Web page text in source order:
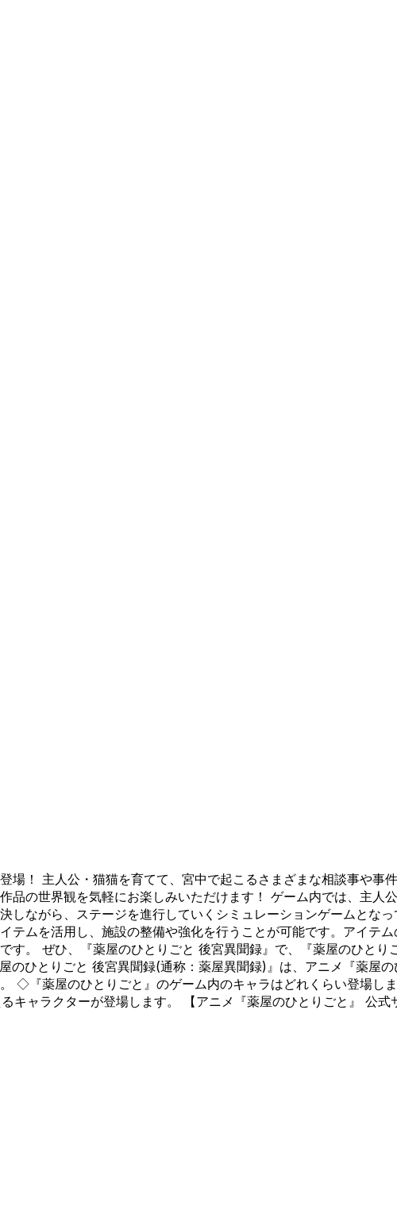
場！ 主人公・猫猫を育てて、宮中で起こるさまざまな相談事や事
品の世界観を気軽にお楽しみいただけます！ ゲーム内では、主人
しながら、ステージを進行していくシミュレーションゲームとな
テムを活用し、施設の整備や強化を行うことが可能です。アイテ
す。 ぜひ、『薬屋のひとりごと 後宮異聞録』で、『薬屋のひと
ひとりごと 後宮異聞録(通称：薬屋異聞録)』は、アニメ『薬屋
◇『薬屋のひとりごと』のゲーム内のキャラはどれくらい登場し
キャラクターが登場します。 【アニメ『薬屋のひとりごと』 公式